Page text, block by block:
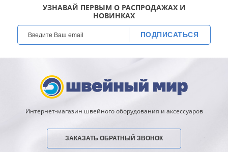
УЗНАВАЙ ПЕРВЫМ О РАСПРОДАЖАХ И
НОВИНКАХ
ПОДПИСАТЬСЯ
Интернет-магазин швейного оборудования и аксессуаров
ЗАКАЗАТЬ ОБРАТНЫЙ ЗВОНОК